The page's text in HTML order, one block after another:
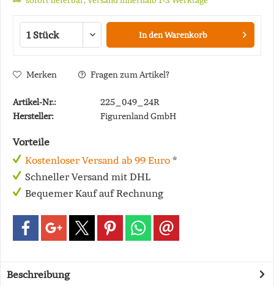
In denWarenkorb
Merken Fragen zum Artikel?
Artikel-Nr.:
225_049_24R
Hersteller:
Figurenland GmbH
Vorteile
Kostenloser Versand ab 99 Euro *
Schneller Versand mit DHL
Bequemer Kauf auf Rechnung
Beschreibung